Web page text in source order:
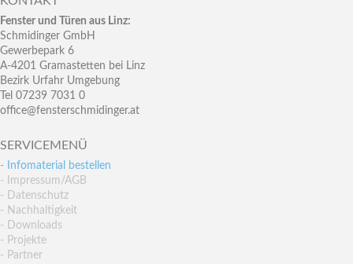
Fenster und Türen aus Linz:
Schmidinger GmbH
Gewerbepark 6
A-4201 Gramastetten bei Linz
Bezirk Urfahr Umgebung
Tel 07239 7031 0
office@fensterschmidinger.at
SERVICEMENÜ
- Infomaterial bestellen
- Impressum/AGB
- Datenschutz
- Nachhaltigkeit
- Downloads
- Projekte
- Partner